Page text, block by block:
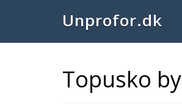
Unprofor.dk
Topusko by